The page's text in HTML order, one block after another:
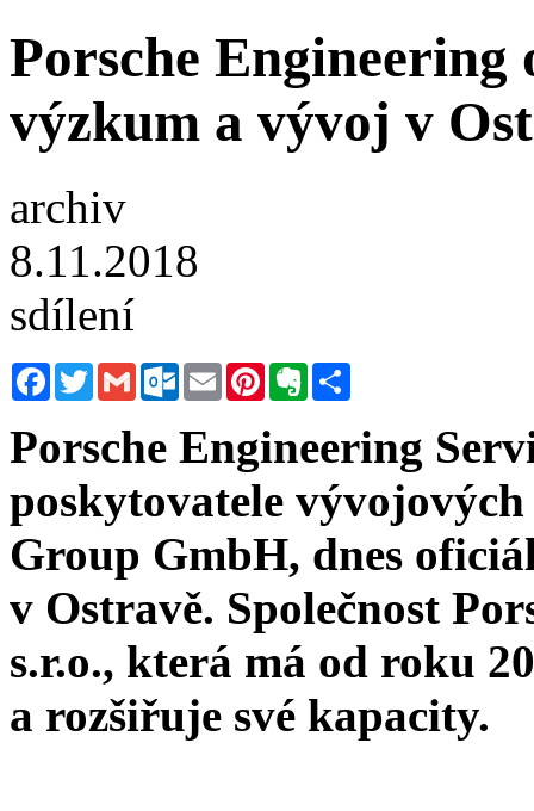
Porsche
výzkum a vývoj v
archiv
8.11.2018
sdílení
FacebookTwitterGmail Outlook.com
Email PinterestEvernote
Porsche Engineering
poskytovatele
Group GmbH, dnes
v Ostravě. Společnost
s.r.o., která má od roku
a rozšiřuje své kapacity.